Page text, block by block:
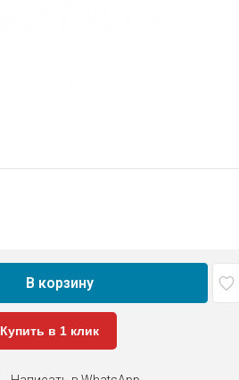
В корзину
Купить в 1 клик